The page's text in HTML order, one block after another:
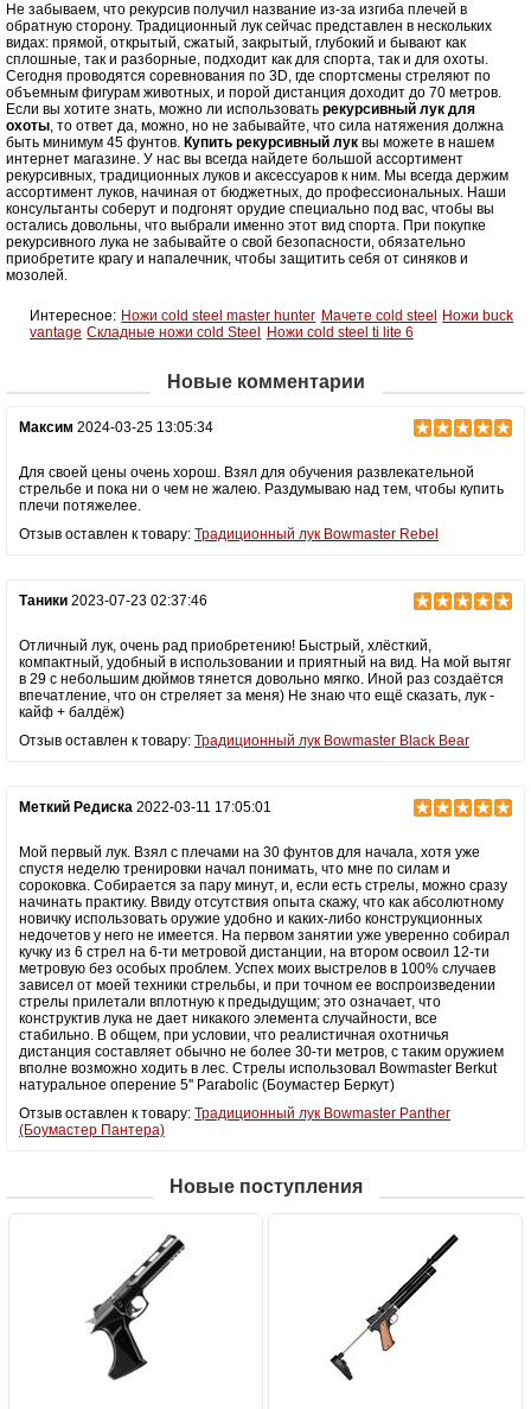
Не забываем, что рекурсив получил название из-за изгиба плечей в
обратную сторону. Традиционный лук сейчас представлен в нескольких
видах: прямой, открытый, сжатый, закрытый, глубокий и бывают как
сплошные, так и разборные, подходит как для спорта, так и для охоты.
Сегодня проводятся соревнования по 3D, где спортсмены стреляют по
объемным фигурам животных, и порой дистанция доходит до 70 метров.
Если вы хотите знать, можно ли использовать рекурсивный лук для
охоты, то ответ да, можно, но не забывайте, что сила натяжения должна
быть минимум 45 фунтов. Купить рекурсивный лук вы можете в нашем
интернет магазине. У нас вы всегда найдете большой ассортимент
рекурсивных, традиционных луков и аксессуаров к ним. Мы всегда держим
ассортимент луков, начиная от бюджетных, до профессиональных. Наши
консультанты соберут и подгонят орудие специально под вас, чтобы вы
остались довольны, что выбрали именно этот вид спорта. При покупке
рекурсивного лука не забывайте о свой безопасности, обязательно
приобретите крагу и напалечник, чтобы защитить себя от синяков и
мозолей.
Интересное: Ножи cold steel master hunter Мачете cold steel
Ножи buck
vantage Складные ножи cold Steel Ножи cold steel ti lite 6
Новые комментарии
Максим 2024-03-25 13:05:34
Для своей цены очень хорош. Взял для обучения развлекательной
стрельбе и пока ни о чем не жалею. Раздумываю над тем, чтобы купить
плечи потяжелее.
Отзыв оставлен к товару: Традиционный лук Bowmaster Rebel
Таники 2023-07-23 02:37:46
Отличный лук, очень рад приобретению! Быстрый, хлёсткий,
компактный, удобный в использовании и приятный на вид. На мой вытяг
в 29 с небольшим дюймов тянется довольно мягко. Иной раз создаётся
впечатление, что он стреляет за меня) Не знаю что ещё сказать, лук -
кайф + балдёж)
Отзыв оставлен к товару: Традиционный лук Bowmaster Black Bear
Меткий Редиска 2022-03-11 17:05:01
Мой первый лук. Взял с плечами на 30 фунтов для начала, хотя уже
спустя неделю тренировки начал понимать, что мне по силам и
сороковка. Собирается за пару минут, и, если есть стрелы, можно сразу
начинать практику. Ввиду отсутствия опыта скажу, что как абсолютному
новичку использовать оружие удобно и каких-либо конструкционных
недочетов у него не имеется. На первом занятии уже уверенно собирал
кучку из 6 стрел на 6-ти метровой дистанции, на втором освоил 12-ти
метровую без особых проблем. Успех моих выстрелов в 100% случаев
зависел от моей техники стрельбы, и при точном ее воспроизведении
стрелы прилетали вплотную к предыдущим; это означает, что
конструктив лука не дает никакого элемента случайности, все
стабильно. В общем, при условии, что реалистичная охотничья
дистанция составляет обычно не более 30-ти метров, с таким оружием
вполне возможно ходить в лес. Стрелы использовал Bowmaster Berkut
натуральное оперение 5'' Parabolic (Боумастер Беркут)
Отзыв оставлен к товару: Традиционный лук Bowmaster Panther
(Боумастер Пантера)
Новые поступления